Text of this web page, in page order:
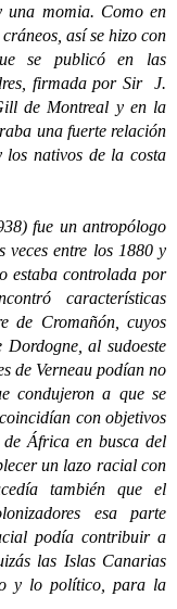
una momia. Como en
así se hizo con
se publicó en las
firmada por Sir J.
de Montreal y en la
una fuerte relación
los nativos de la costa
fue un antropólogo
veces entre los 1880 y
estaba controlada por
características
de Cromañón, cuyos
Dordogne, al sudoeste
de Verneau podían no
condujeron a que se
con objetivos
África en busca del
un lazo racial con
también que el
esa parte
podía contribuir a
las Islas Canarias
y lo político, para la